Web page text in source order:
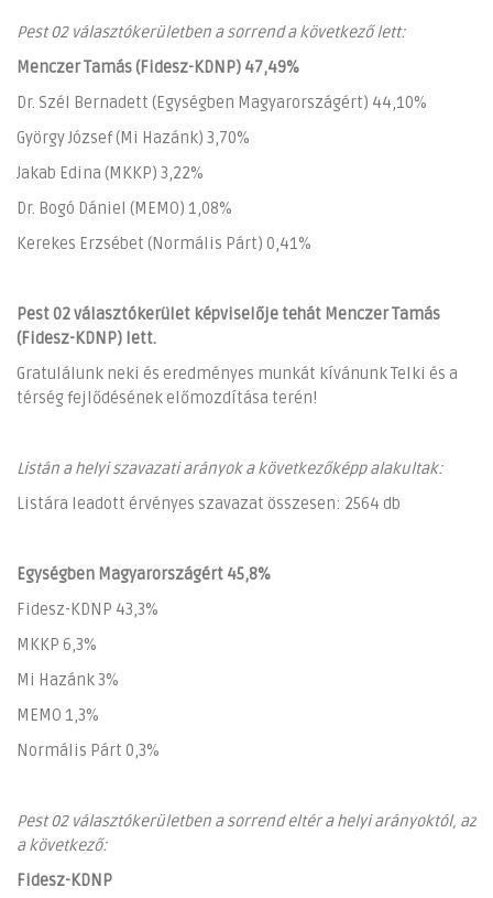
Pest 02 választókerületben a sorrend a következő lett:
Menczer Tamás (Fidesz-KDNP) 47,49%
Dr. Szél Bernadett (Egységben Magyarországért) 44,10%
György József (Mi Hazánk) 3,70%
Jakab Edina (MKKP) 3,22%
Dr. Bogó Dániel (MEMO) 1,08%
Kerekes Erzsébet (Normális Párt) 0,41%
Pest 02 választókerület képviselője tehát Menczer Tamás
(Fidesz-KDNP) lett.
Gratulálunk neki és eredményes munkát kívánunk Telki és a
térség fejlődésének előmozdítása terén!
Listán a helyi szavazati arányok a következőképp alakultak:
Listára leadott érvényes szavazat összesen: 2564 db
Egységben Magyarországért 45,8%
Fidesz-KDNP 43,3%
MKKP 6,3%
Mi Hazánk 3%
MEMO 1,3%
Normális Párt 0,3%
Pest 02 választókerületben a sorrend eltér a helyi arányoktól, az
a következő:
Fidesz-KDNP